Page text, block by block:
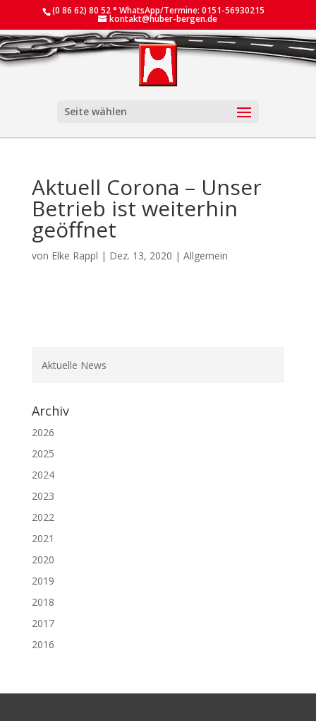
(0 86 62) 80 52 ° WhatsApp/Termine: 0151-56930215
kontakt@huber-bergen.de
Seite wählen
Aktuell Corona – Unser
Betrieb ist weiterhin
geöffnet
von Elke Rappl | Dez. 13, 2020 | Allgemein
Aktuelle News
Archiv
2026
2025
2024
2023
2022
2021
2020
2019
2018
2017
2016